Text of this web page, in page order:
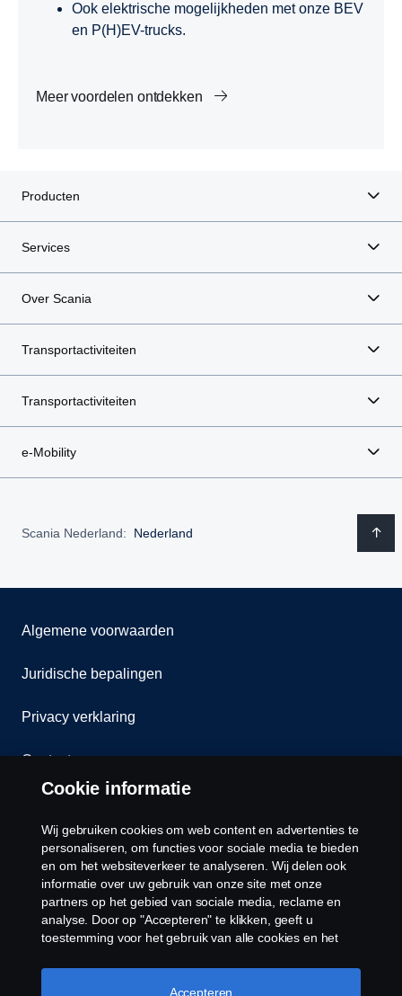
Ook elektrische mogelijkheden met onze BEV
en P(H)EV-trucks.
Meer voordelen ontdekken
Producten
Services
Over Scania
Transportactiviteiten
Transportactiviteiten
e-Mobility
Scania Nederland: Nederland
Algemene voorwaarden
Juridische bepalingen
Privacy verklaring
Contact
Cookiebeleid
Cookies
Cookie informatie
Wij gebruiken cookies om web content en advertenties te
personaliseren, om functies voor sociale media te bieden
en om het websiteverkeer te analyseren. Wij delen ook
informatie over uw gebruik van onze site met onze
partners op het gebied van sociale media, reclame en
analyse. Door op "Accepteren" te klikken, geeft u
toestemming voor het gebruik van alle cookies en het
door op "Cookie Instellingen" te klikken en de
categorieën te selecteren die u wilt accepteren. Voor een
Accepteren